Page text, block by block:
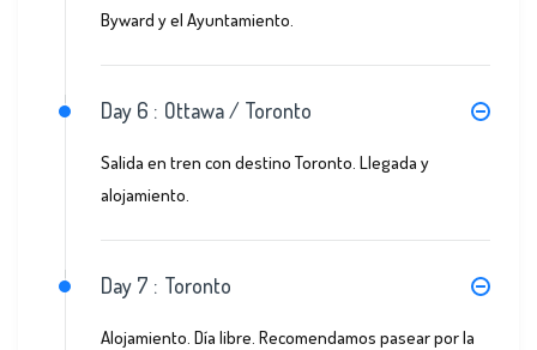
Byward y el Ayuntamiento.
Day 6 : Ottawa / Toronto
Salida en tren con destino Toronto. Llegada y
alojamiento.
Day 7 : Toronto
Alojamiento. Día libre. Recomendamos pasear por la